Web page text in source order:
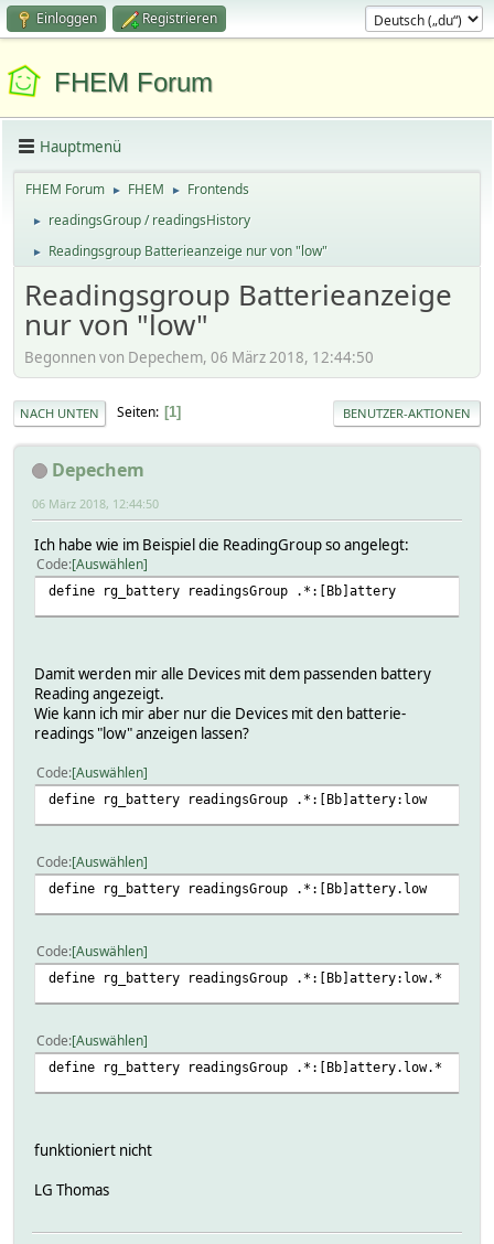
Einloggen Registrieren
FHEM Forum
Hauptmenü
FHEM Forum ► FHEM ► Frontends
► readingsGroup / readingsHistory
► Readingsgroup Batterieanzeige nur von "low"
Readingsgroup Batterieanzeige
nur von "low"
Begonnen von Depechem, 06 März 2018, 12:44:50
NACH UNTEN Seiten 1 BENUTZER-AKTIONEN
Depechem
06 März 2018, 12:44:50
Ich habe wie im Beispiel die ReadingGroup so angelegt:
Code Auswählen
define rg_battery readingsGroup .*:[Bb]attery
Damit werden mir alle Devices mit dem passenden battery
Reading angezeigt.
Wie kann ich mir aber nur die Devices mit den batterie-
readings "low" anzeigen lassen?
Code Auswählen
define rg_battery readingsGroup .*:[Bb]attery:low
Code Auswählen
define rg_battery readingsGroup .*:[Bb]attery.low
Code Auswählen
define rg_battery readingsGroup .*:[Bb]attery:low.*
Code Auswählen
define rg_battery readingsGroup .*:[Bb]attery.low.*
funktioniert nicht
LG Thomas